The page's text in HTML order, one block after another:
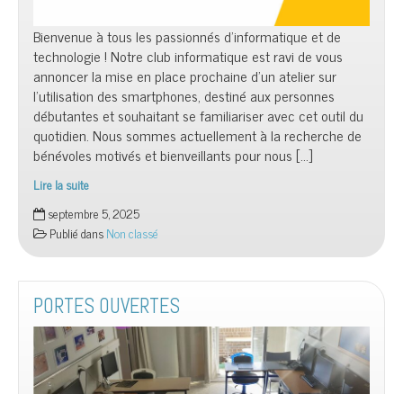
Bienvenue à tous les passionnés d’informatique et de
technologie ! Notre club informatique est ravi de vous
annoncer la mise en place prochaine d’un atelier sur
l’utilisation des smartphones, destiné aux personnes
débutantes et souhaitant se familiariser avec cet outil du
quotidien. Nous sommes actuellement à la recherche de
bénévoles motivés et bienveillants pour nous […]
Lire la suite
Vous
souhaitez
être
bénévole
?
septembre 5, 2025
Publié dansNon classé
PORTES OUVERTES